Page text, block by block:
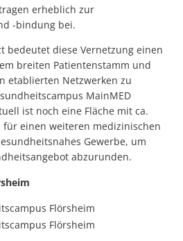
erheblich zur
-bindung bei.
bedeutet diese Vernetzung einen
breiten Patientenstamm und
etablierten Netzwerken zu
MainMED
ist noch eine Fläche mit ca.
für einen weiteren medizinischen
Gewerbe, um
abzurunden.